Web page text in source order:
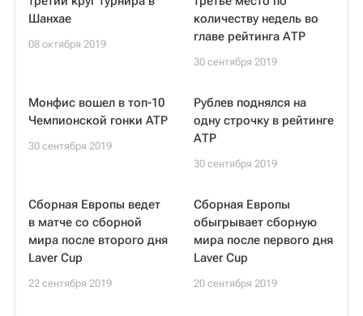
Шанхае
08 октября 2019
количеству недель во
главе рейтинга АТР
30 сентября 2019
Монфис вошел в топ-10
Чемпионской гонки ATP
30 сентября 2019
Рублев поднялся на
одну строчку в рейтинге
АТР
30 сентября 2019
Сборная Европы ведет
в матче со сборной
мира после второго дня
Laver Cup
22 сентября 2019
Сборная Европы
обыгрывает сборную
мира после первого дня
Laver Cup
20 сентября 2019